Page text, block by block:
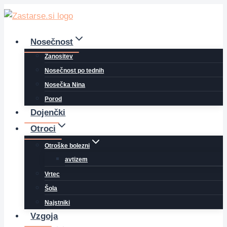
Skip
contentNosečnost
Zanositev
Nosečnost po tednih
Nosečka Nina
Porod
Dojenčki
Otroci
Otroške bolezni
avtizem
Vrtec
Šola
Najstniki
Vzgoja